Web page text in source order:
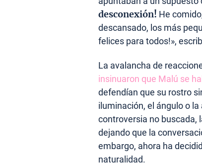
desconexión! He
descansado, los más
felices para todos!»,
La avalancha de
insinuaron que Malú se
defendían que su rostro
iluminación, el ángulo o
controversia no buscada,
dejando que la
embargo, ahora ha
naturalidad.